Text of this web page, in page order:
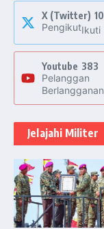
X (Twitter) 10
PengikutIkuti
Youtube 383
Pelanggan
Berlangganan
Jelajahi Militer